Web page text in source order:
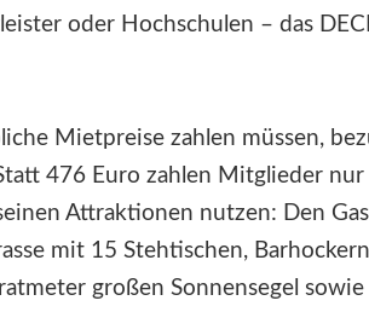
oder Hochschulen – das
Mietpreise zahlen müssen,
476 Euro zahlen Mitglieder
Attraktionen nutzen: Den
mit 15 Stehtischen,
großen Sonnensegel